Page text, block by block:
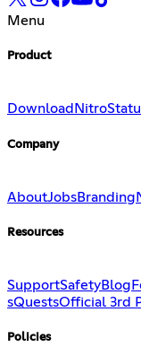
Menu
Product
Download Nitro
Company
AboutJobsBranding
Resources
SupportSafetyBlog
sQuestsOfficial 3rd
Policies